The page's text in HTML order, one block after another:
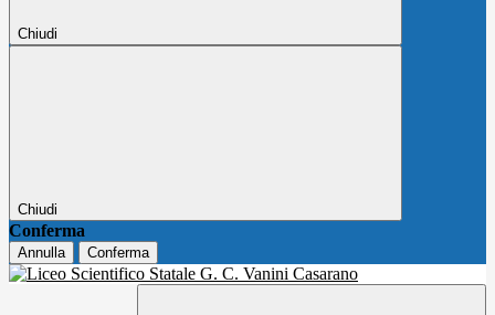
Chiudi
Chiudi
Conferma
Annulla Conferma